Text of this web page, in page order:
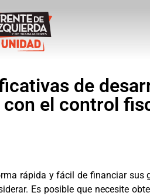
de
el control
rápida y fácil de financiar sus
Es posible que necesite